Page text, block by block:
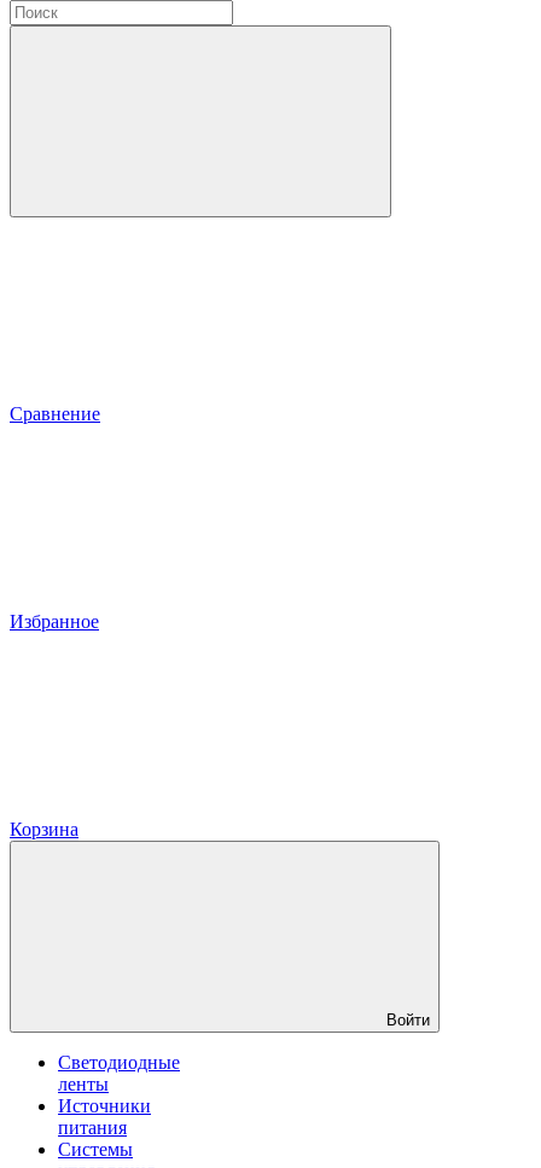
Сравнение
Избранное
Корзина
Войти
Светодиодные
ленты
Источники
питания
Системы